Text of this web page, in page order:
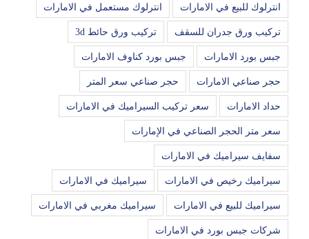
انترلوك للبيع في الامارات انترلوك مستعمل في الامارات
تركيب ورق جدران للسقف تركيب ورق حائط 3d
جبس بورد الامارات جبس بورد كناوف الامارات
حجر صناعي الامارات حجر صناعي سعر المتر
حداد الامارات سعر تركيب السيراميك في الامارات
سعر متر الحجر الصناعي في الإمارات
سفايف سيراميك في الامارات
سيراميك رخيص في الامارات سيراميك في الامارات
سيراميك للبيع في الامارات سيراميك مغربي في الامارات
شركات جبس بورد في الامارات